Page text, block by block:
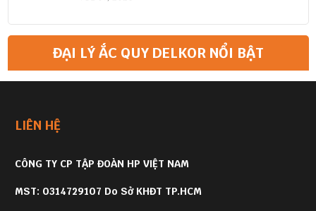
ĐẠI LÝ ẮC QUY DELKOR NỔI BẬT
LIÊN HỆ
CÔNG TY CP TẬP ĐOÀN HP VIỆT NAM
MST: 0314729107 Do Sở KHĐT TP.HCM